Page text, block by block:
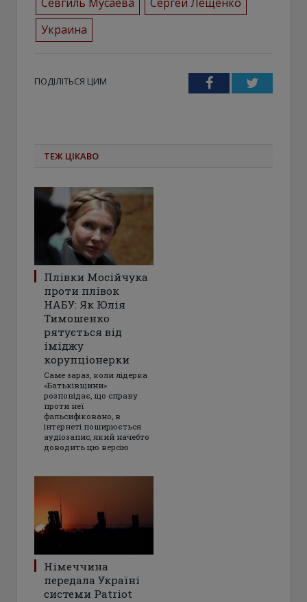
Украина
ПОДІЛІТЬСЯ ЦИМ FacebookTwitter
ТЕЖ ЦІКАВО
Плівки Мосійчука
проти плівок
НАБУ: Як Юлія
Тимошенко
рятується від
іміджу
корупціонерки
Саме зараз, коли лідерка
«Батьківщини»
розповідає, що справу
проти неї
фальсифіковано, в
інтернеті поширюється
аудіозапис, який начебто
доводить цю версію
Німеччина
передала Україні
системи Patriot